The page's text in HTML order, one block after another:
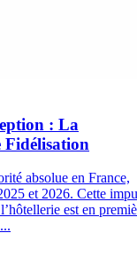
: La
Fidélisation
absolue en France,
et 2026. Cette
est en